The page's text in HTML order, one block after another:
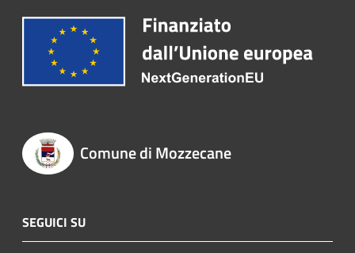
Comune di Mozzecane
SEGUICI SU